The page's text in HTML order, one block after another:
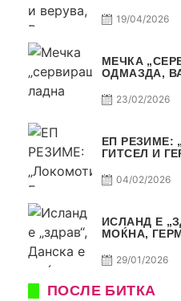
19/04/2026
МЕЧКА
ОДМАЗДА,
23/02/2026
ЕП РЕЗИМЕ:
ГИТСЕЛ И
04/02/2026
ИСЛАНД Е
МОЌНА,
29/01/2026
ПОСЛЕ БИТКА